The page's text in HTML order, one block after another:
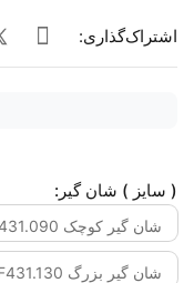
اشتراک‌گذاری:
( سایز ) شان گیر:
شان گیر کوچک BF431.090
شان گیر بزرگ BF431.130